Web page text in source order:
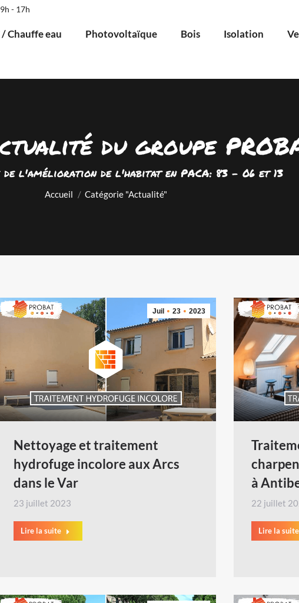
- 17h
/ Chauffe eau Photovoltaïque Bois Isolation
du groupe
de l'amélioration de l'habitat en PACA: 83 - 06 et 13
Vous êtes ici :
Accueil Catégorie "Actualité"
Juil 23 2023
Nettoyage et traitement
hydrofuge incolore aux Arcs
dans le Var
23 juillet 2023
Lire la suite
à
22 juillet
Lire la suite